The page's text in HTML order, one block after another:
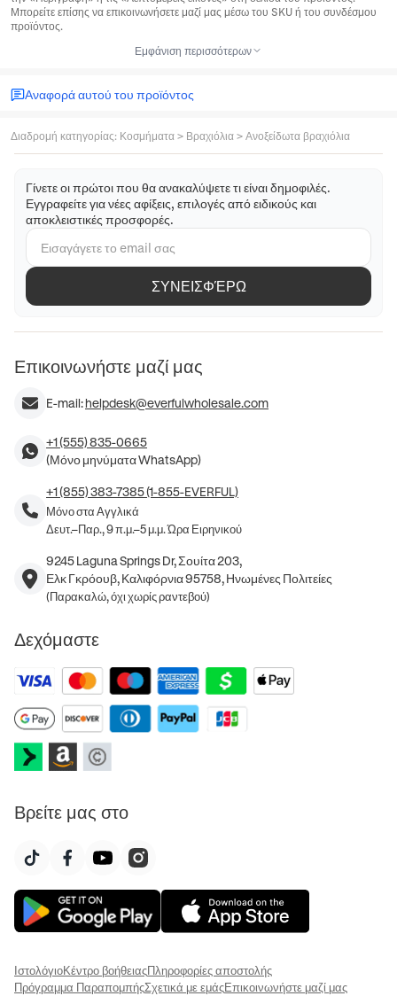
Μπορείτε επίσης να επικοινωνήσετε μαζί μας μέσω του SKU ή του συνδέσμου
προϊόντος.
Εμφάνιση περισσότερων
Αναφορά αυτού του προϊόντος
Διαδρομή κατηγορίας: Κοσμήματα > Βραχιόλια > Ανοξείδωτα βραχιόλια
Γίνετε οι πρώτοι που θα ανακαλύψετε τι είναι δημοφιλές.
Εγγραφείτε για νέες αφίξεις, επιλογές από ειδικούς και
αποκλειστικές προσφορές.
ΣΥΝΕΙΣΦΈΡΩ
Επικοινωνήστε μαζί μας
E-mail:helpdesk@everfulwholesale.com
+1 (555) 835-0665
(Μόνο μηνύματα WhatsApp)
+1 (855) 383-7385 (1-855-EVERFUL)
Μόνο στα Αγγλικά
Δευτ.–Παρ., 9 π.μ.–5 μ.μ. Ώρα Ειρηνικού
9245 Laguna Springs Dr, Σουίτα 203,
Ελκ Γκρόουβ, Καλιφόρνια 95758, Ηνωμένες Πολιτείες
(Παρακαλώ, όχι χωρίς ραντεβού)
Δεχόμαστε
Βρείτε μας στο
ΙστολόγιοΚέντρο βοήθειαςΠληροφορίες αποστολής
Πρόγραμμα ΠαραπομπήςΣχετικά με εμάςΕπικοινωνήστε μαζί μας